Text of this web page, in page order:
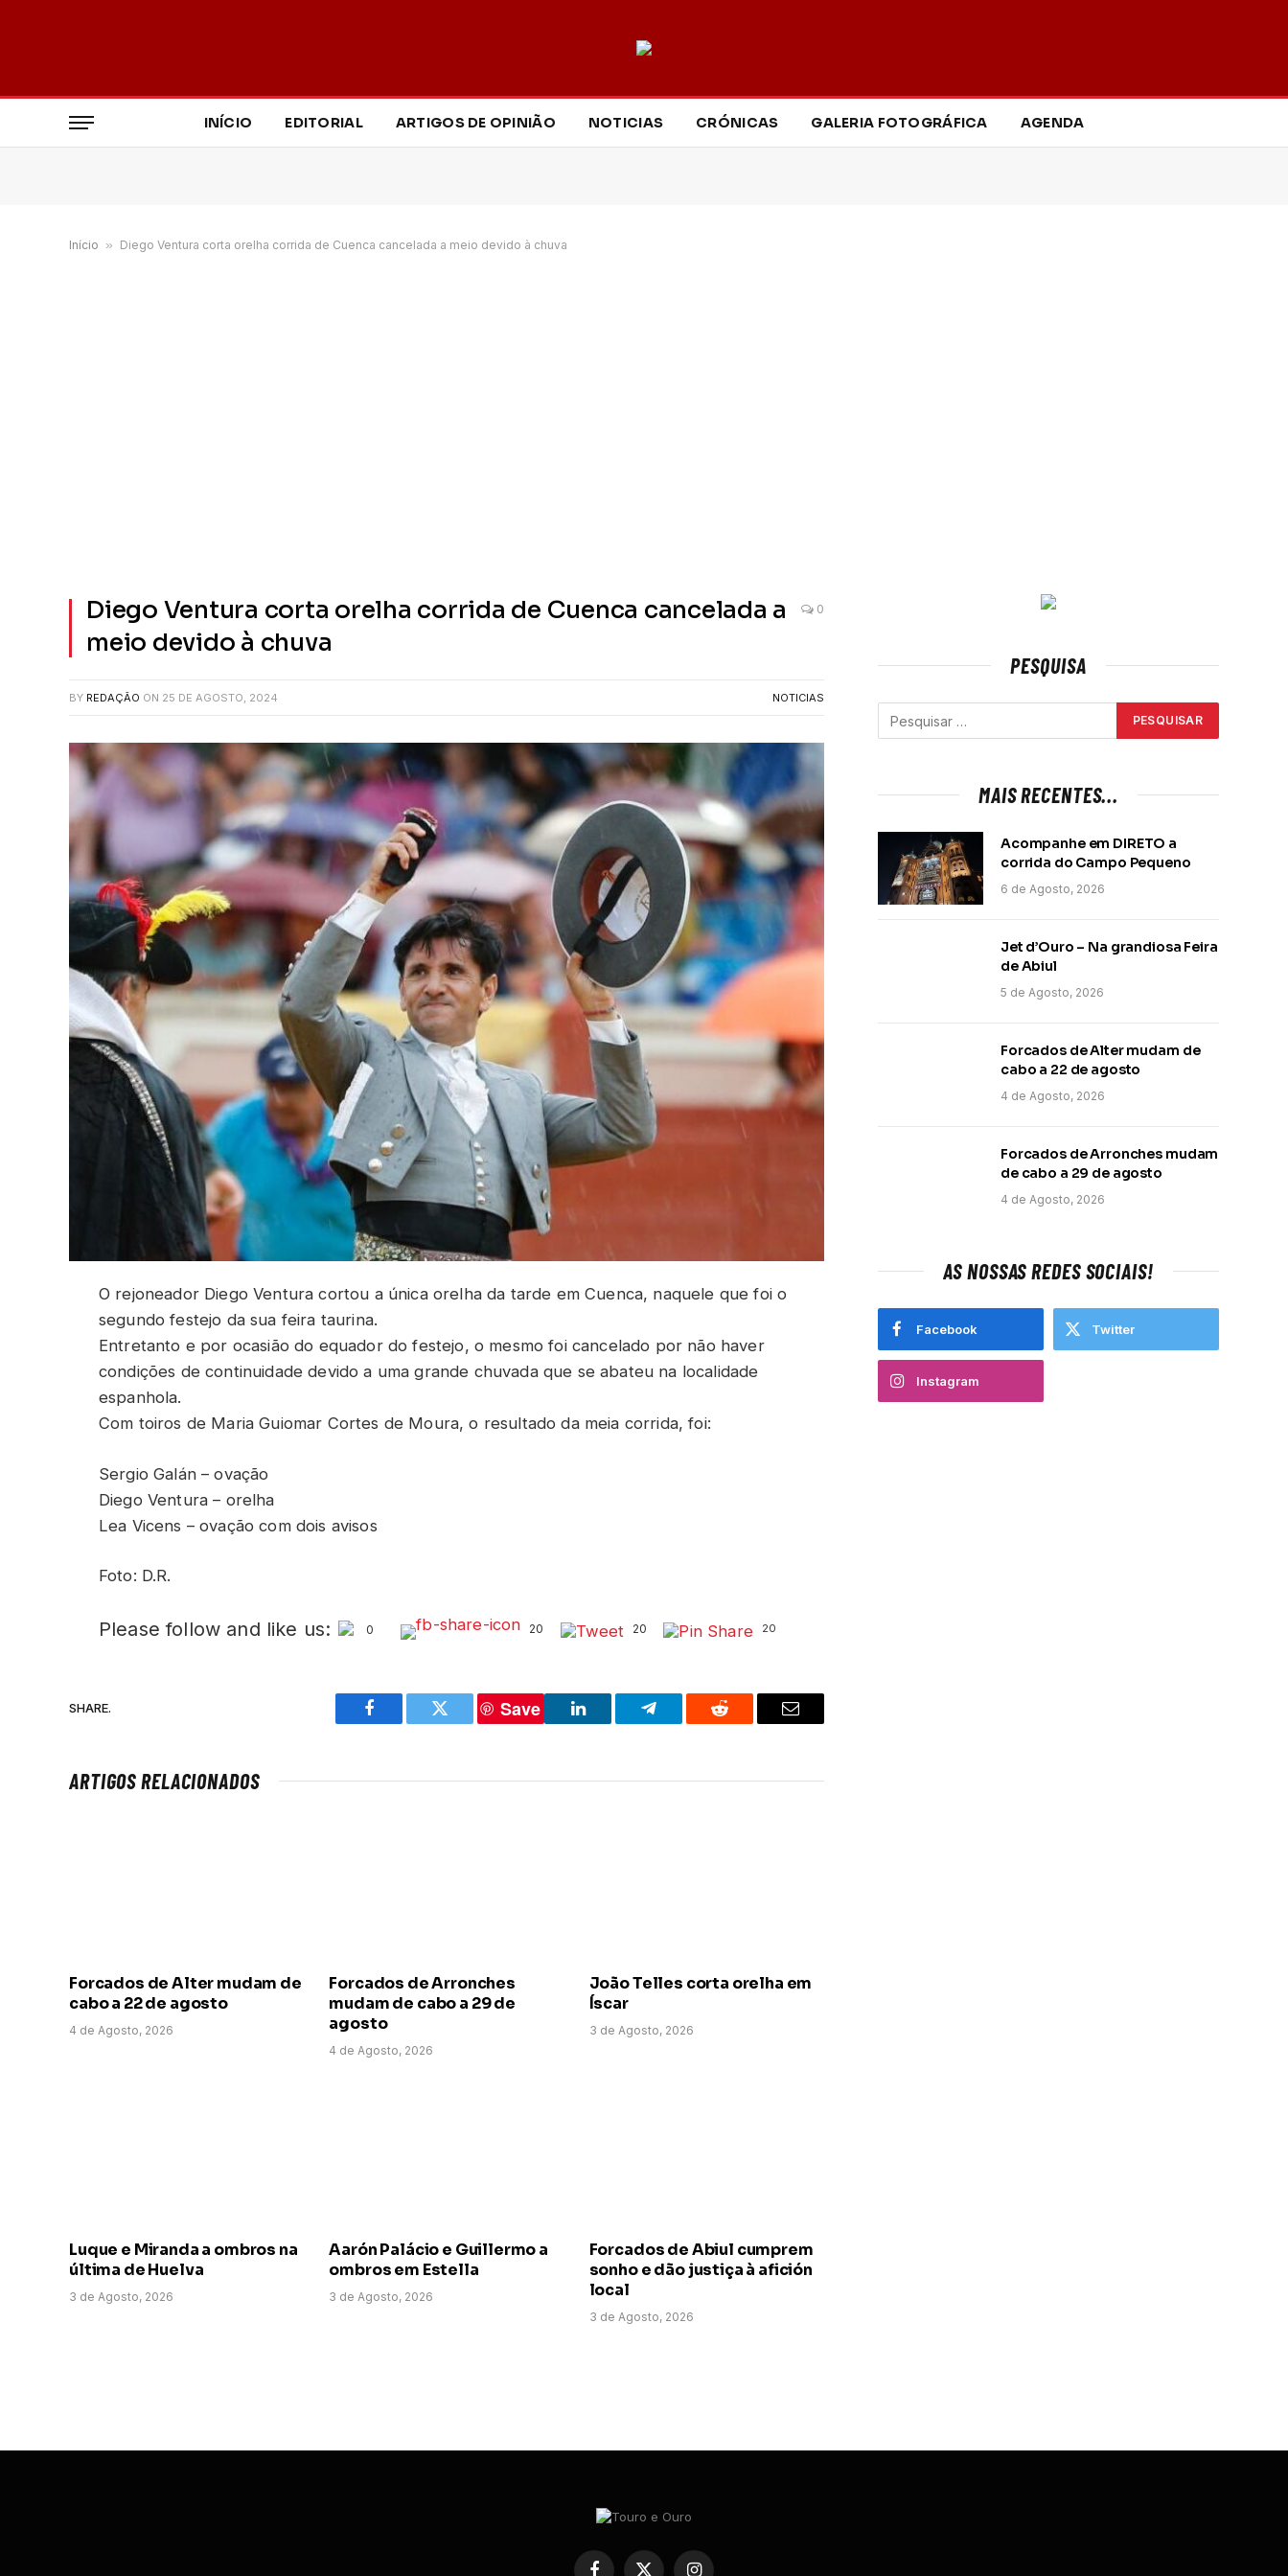
INÍCIO EDITORIAL ARTIGOS DE OPINIÃO NOTICIAS CRÓNICAS GALERIA FOTOGRÁFICA AGENDA
Início » Diego Ventura corta orelha corrida de Cuenca cancelada a meio devido à chuva
Diego Ventura corta orelha corrida de Cuenca cancelada a
meio devido à chuva
0
BY REDAÇÃO ON 25 DE AGOSTO, 2024 NOTICIAS
O rejoneador Diego Ventura cortou a única orelha da tarde em Cuenca, naquele que foi o
segundo festejo da sua feira taurina.
Entretanto e por ocasião do equador do festejo, o mesmo foi cancelado por não haver
condições de continuidade devido a uma grande chuvada que se abateu na localidade
espanhola.
Com toiros de Maria Guiomar Cortes de Moura, o resultado da meia corrida, foi:
Sergio Galán – ovação
Diego Ventura – orelha
Lea Vicens – ovação com dois avisos
Foto: D.R.
Please follow and like us: 0 20 20 20
SHARE.
Facebook Twitter
Save
LinkedIn Telegram Reddit Email
ARTIGOS RELACIONADOS
Forcados de Alter mudam de
cabo a 22 de agosto
4 de Agosto, 2026
Forcados de Arronches
mudam de cabo a 29 de
agosto
4 de Agosto, 2026
João Telles corta orelha em
Íscar
3 de Agosto, 2026
Luque e Miranda a ombros na
última de Huelva
3 de Agosto, 2026
Aarón Palácio e Guillermo a
ombros em Estella
3 de Agosto, 2026
Forcados de Abiul cumprem
sonho e dão justiça à afición
local
3 de Agosto, 2026
PESQUISA
MAIS RECENTES...
Acompanhe em DIRETO a
corrida do Campo Pequeno
6 de Agosto, 2026
Jet d’Ouro – Na grandiosa Feira
de Abiul
5 de Agosto, 2026
Forcados de Alter mudam de
cabo a 22 de agosto
4 de Agosto, 2026
Forcados de Arronches mudam
de cabo a 29 de agosto
4 de Agosto, 2026
AS NOSSAS REDES SOCIAIS!
Facebook Twitter
Instagram